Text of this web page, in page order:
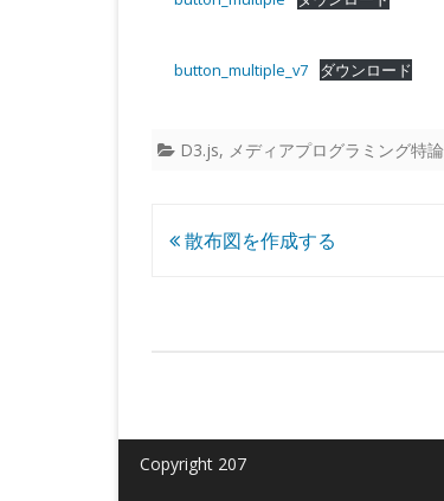
button_multiple_v7 ダウンロード
D3.js, メディアプログラミング特論
投
シ
散布図を作成する
Copyright 207